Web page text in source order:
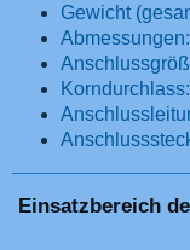
Gewicht
Einsatzbereich